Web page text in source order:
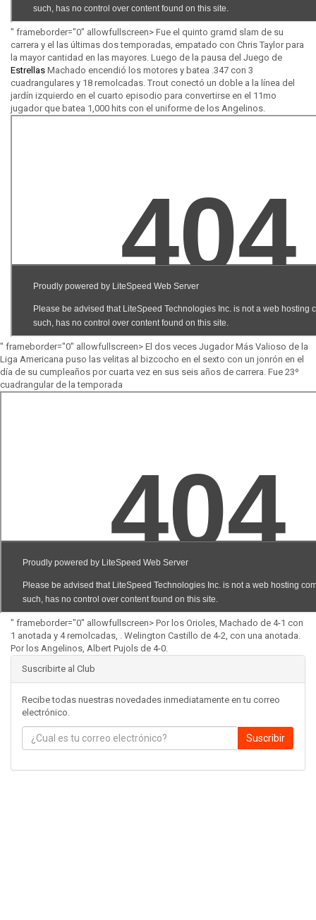
" frameborder="0" allowfullscreen> Fue el quinto gramd slam de su
carrera y el las últimas dos temporadas, empatado con Chris Taylor para
la mayor cantidad en las mayores. Luego de la pausa del Juego de
Estrellas Machado encendió los motores y batea .347 con 3
cuadrangulares y 18 remolcadas. Trout conectó un doble a la línea del
jardín izquierdo en el cuarto episodio para convertirse en el 11mo
jugador que batea 1,000 hits con el uniforme de los Angelinos.
" frameborder="0" allowfullscreen> El dos veces Jugador Más Valioso de la
Liga Americana puso las velitas al bizcocho en el sexto con un jonrón en el
día de su cumpleaños por cuarta vez en sus seis años de carrera. Fue 23º
cuadrangular de la temporada
" frameborder="0" allowfullscreen> Por los Orioles, Machado de 4-1 con
1 anotada y 4 remolcadas, . Welington Castillo de 4-2, con una anotada.
Por los Angelinos, Albert Pujols de 4-0.
Suscribirte al Club
Recibe todas nuestras novedades inmediatamente en tu correo
electrónico.
Suscribir